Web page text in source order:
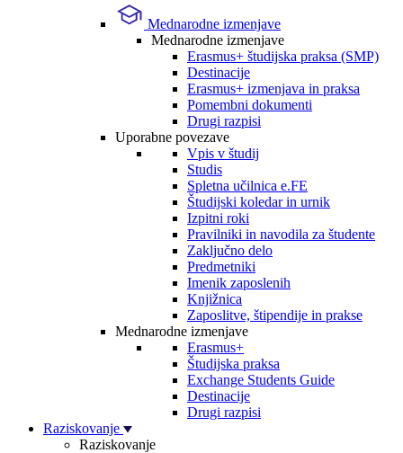
Mednarodne izmenjave
Mednarodne izmenjave
Erasmus+ študijska praksa (SMP)
Destinacije
Erasmus+ izmenjava in praksa
Pomembni dokumenti
Drugi razpisi
Uporabne povezave
Vpis v študij
Studis
Spletna učilnica e.FE
Študijski koledar in urnik
Izpitni roki
Pravilniki in navodila za študente
Zaključno delo
Predmetniki
Imenik zaposlenih
Knjižnica
Zaposlitve, štipendije in prakse
Mednarodne izmenjave
Erasmus+
Študijska praksa
Exchange Students Guide
Destinacije
Drugi razpisi
Raziskovanje
Raziskovanje